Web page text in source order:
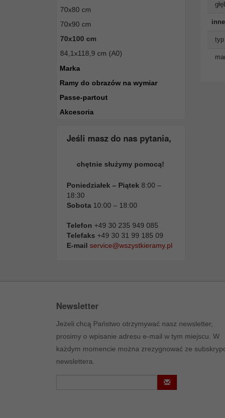
70x80 cm
70x90 cm
70x100 cm
84,1x118,9 cm (A0)
Marka
Ramy do obrazów na wymiar
Passe-partout
Akcesoria
Jeśli masz do nas pytania,
chętnie służymy pomocą!
Poniedziałek – Piątek 8:00 –
18:30
Sobota 10:00 – 18:00
Telefon +49 30 235 949 085
Telefaks +49 30 31 99 185 09
E-mail service@wszystkieramy.pl
typ
Newsletter
Jeżeli chcą Państwo otrzymywać nasz newsletter,
prosimy o wpisanie adresu e-mail w tym miejscu. W
każdym momencie można zrezygnować ze
newslettera.